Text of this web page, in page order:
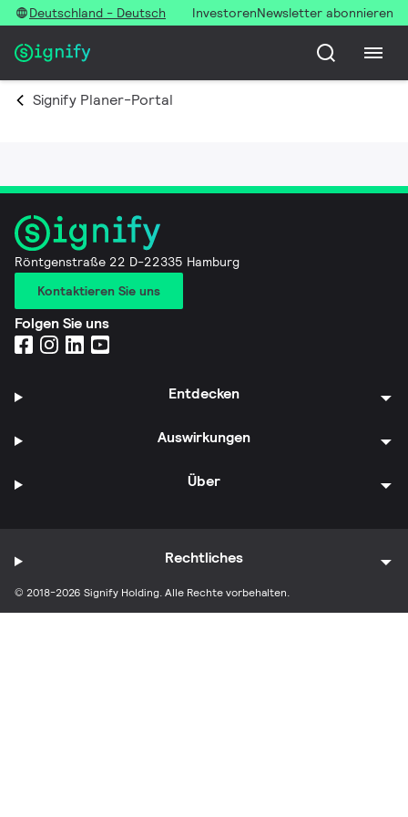
Deutschland - Deutsch InvestorenNewsletter abonnieren
Signify Planer-Portal
Röntgenstraße 22 D-22335 Hamburg
Kontaktieren Sie uns
Folgen Sie uns
Entdecken
Auswirkungen
Über
© 2018-2026 Signify Holding. Alle Rechte vorbehalten.
Rechtliches